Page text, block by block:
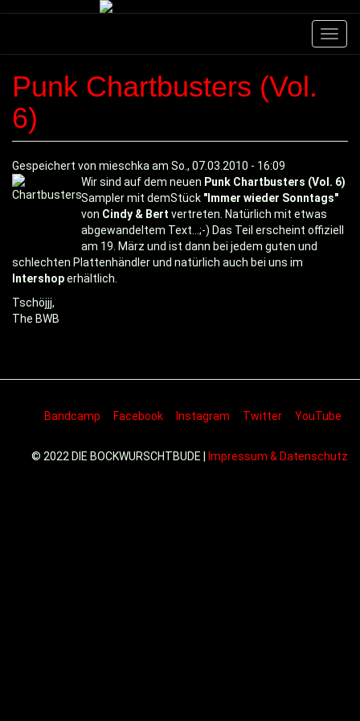
Punk Chartbusters (Vol.
6)
Gespeichert von mieschka am So., 07.03.2010 - 16:09
Wir sind auf dem neuen Punk Chartbusters (Vol. 6)
Sampler mit demStück "Immer wieder Sonntags"
von Cindy & Bert vertreten. Natürlich mit etwas
abgewandeltem Text...;-) Das Teil erscheint offiziell
am 19. März und ist dann bei jedem guten und
schlechten Plattenhändler und natürlich auch bei uns im
Intershoperhältlich.
Tschöjjj,
The BWB
Bandcamp Facebook Instagram Twitter YouTube
© 2022 DIE BOCKWURSCHTBUDE | Impressum & Datenschutz